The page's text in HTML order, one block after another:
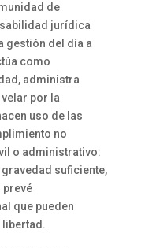
de
jurídica
gestión del día a
como
administra
por la
uso de las
no
o administrativo:
suficiente,
que pueden
libertad.